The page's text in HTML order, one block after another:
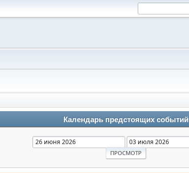
Календарь предстоящих событий